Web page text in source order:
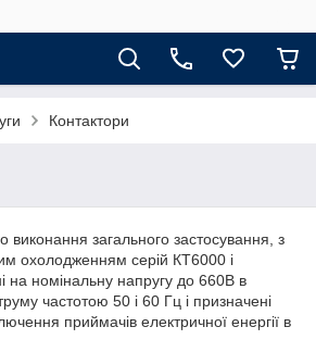
Контактори
виконання загального застосування, з
охолодженням серій КТ6000 і
на номінальну напругу до 660В в
частотою 50 і 60 Гц і призначені
приймачів електричної енергії в